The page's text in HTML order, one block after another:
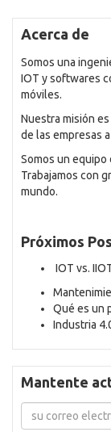
Acerca de
Somos una
IOT y softwares
móviles.
Nuestra misión
de las empresas
Somos un equipo
Trabajamos con
mundo.
Próximos
IOT vs.
Qué es un
Industria
Mantente